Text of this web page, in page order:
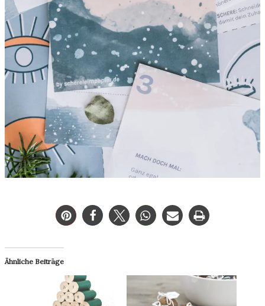
Ähnliche Beiträge